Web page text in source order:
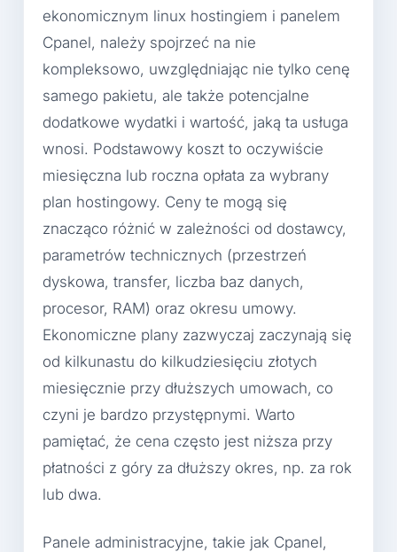
ekonomicznym linux hostingiem i panelem
Cpanel, należy spojrzeć na nie
kompleksowo, uwzględniając nie tylko cenę
samego pakietu, ale także potencjalne
dodatkowe wydatki i wartość, jaką ta usługa
wnosi. Podstawowy koszt to oczywiście
miesięczna lub roczna opłata za wybrany
plan hostingowy. Ceny te mogą się
znacząco różnić w zależności od dostawcy,
parametrów technicznych (przestrzeń
dyskowa, transfer, liczba baz danych,
procesor, RAM) oraz okresu umowy.
Ekonomiczne plany zazwyczaj zaczynają się
od kilkunastu do kilkudziesięciu złotych
miesięcznie przy dłuższych umowach, co
czyni je bardzo przystępnymi. Warto
pamiętać, że cena często jest niższa przy
płatności z góry za dłuższy okres, np. za rok
lub dwa.
Panele administracyjne, takie jak Cpanel,